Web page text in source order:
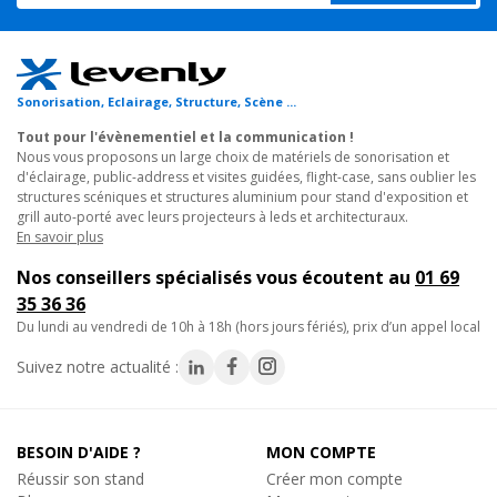
- Poids : 24.4 kg
- Cette machine couvre une surface de 300m carré.
- Attention il est indispensable pour faire jouer la garantie
d'utiliser avec cette machine un produit homologué CEE, non
toxique, non inflammable de très haute qualité.
Sonorisation, Eclairage, Structure, Scène ...
Tout pour l'évènementiel et la communication !
Nous vous proposons un large choix de matériels de sonorisation et
d'éclairage, public-address et visites guidées, flight-case, sans oublier les
structures scéniques et structures aluminium pour stand d'exposition et
grill auto-porté avec leurs projecteurs à leds et architecturaux.
En savoir plus
Nos conseillers spécialisés vous écoutent au 01 69
35 36 36
du lundi au vendredi de 10h à 18h (hors jours fériés), prix d’un appel local
Suivez notre actualité :
BESOIN D'AIDE ?
Réussir son stand
MON COMPTE
Créer mon compte